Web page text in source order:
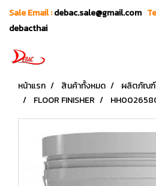
Sale Email :debac.sale@gmail.com
debacthai
หน้าแรก สินค้าทั้งหมด
ผลิตภัณฑ์
FLOOR FINISHER